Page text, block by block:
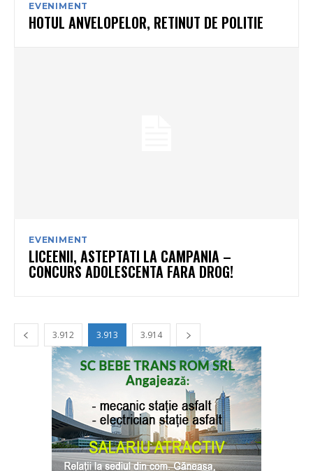
EVENIMENT
HOTUL ANVELOPELOR, RETINUT DE POLITIE
EVENIMENT
LICEENII, ASTEPTATI LA CAMPANIA –
CONCURS ADOLESCENTA FARA DROG!
3.912 3.913 3.914